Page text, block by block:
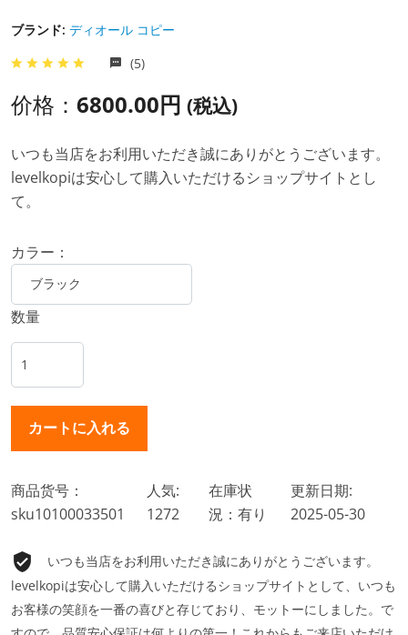
ブランド: ディオール コピー
(5)
价格： 6800.00円 (税込)
いつも当店をお利用いただき誠にありがとうございます。
levelkopiは安心して購入いただけるショップサイトとし
て。
カラー：
数量
商品货号：
sku10100033501
人気:
1272
在庫状
況：有り
更新日期:
2025-05-30
いつも当店をお利用いただき誠にありがとうございます。
levelkopiは安心して購入いただけるショップサイトとして、いつも
お客様の笑顔を一番の喜びと存じており、モットーにしました。で